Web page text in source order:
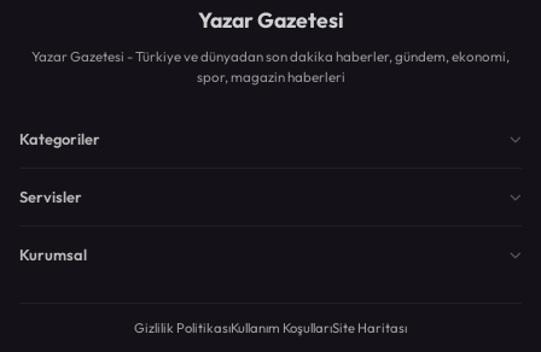
Yazar Gazetesi
Yazar Gazetesi - Türkiye ve dünyadan son dakika haberler, gündem, ekonomi,
spor, magazin haberleri
Kategoriler
Servisler
Kurumsal
Gizlilik PolitikasıKullanım KoşullarıSite Haritası